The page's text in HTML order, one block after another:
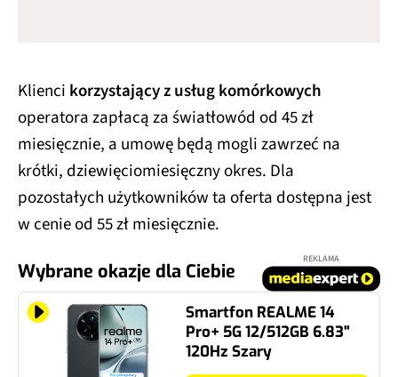
Klienci korzystający z usług komórkowych
operatora zapłacą za światłowód od 45 zł
miesięcznie, a umowę będą mogli zawrzeć na
krótki, dziewięciomiesięczny okres. Dla
pozostałych użytkowników ta oferta dostępna jest
w cenie od 55 zł miesięcznie.
Wybrane okazje dla Ciebie
REKLAMA
Smartfon REALME 14
Pro+ 5G 12/512GB 6.83"
120Hz Szary